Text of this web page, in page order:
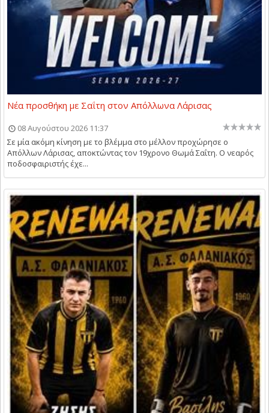
Νέα προσθήκη με Σαΐτη στον Απόλλωνα Λάρισας
08 Αυγούστου 2026 11:37
Σε μία ακόμη κίνηση με το βλέμμα στο μέλλον προχώρησε ο
Απόλλων Λάρισας, αποκτώντας τον 19χρονο Θωμά Σαΐτη. Ο νεαρός
ποδοσφαιριστής έχε...